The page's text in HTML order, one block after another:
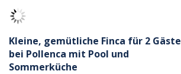
Kleine, gemütliche Finca für 2 Gäste
bei Pollenca mit Pool und
Sommerküche